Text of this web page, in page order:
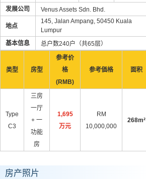
发展公司
Venus Assets Sdn. Bhd.
地点
145, Jalan Ampang, 50450 Kuala
Lumpur
基本信息
总户数240户（共65层）
类型 房型
参考价
格
(RMB)
参考価格 面积
Type
C3
三房
一厅
+ 一
功能
房
1,695
万元
RM
10,000,000
268m²
房产照片